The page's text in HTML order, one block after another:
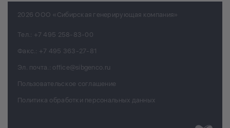
2026 ООО «Сибирская генерирующая компания»
Тел.: +7 495 258-83-00
Факс.: +7 495 363-27-81
Эл. почта.: office@sibgenco.ru
Пользовательское соглашение
Политика обработки персональных данных